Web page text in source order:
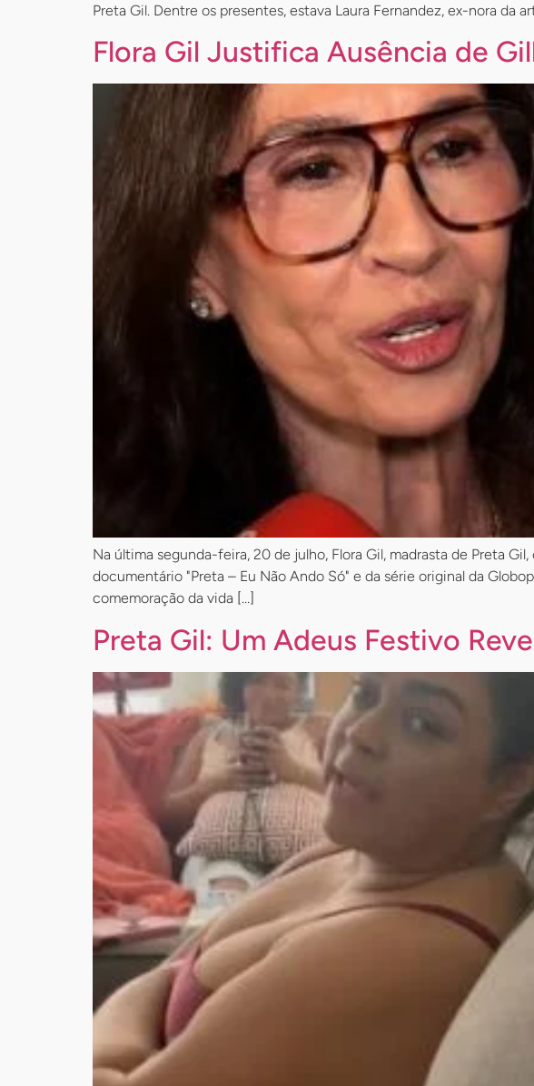
Preta Gil. Dentre os presentes, estava Laura Fernandez, ex-nora da
Flora Gil Justifica Ausência de
Na última segunda-feira, 20 de julho, Flora Gil, madrasta de Preta
documentário "Preta – Eu Não Ando Só" e da série original da
comemoração da vida […]
Preta Gil: Um Adeus Festivo